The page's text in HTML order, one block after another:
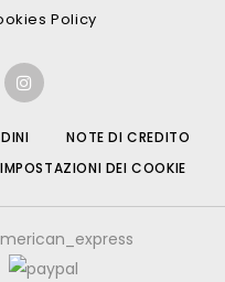
Policy
NOTE DI CREDITO
IMPOSTAZIONI DEI COOKIE